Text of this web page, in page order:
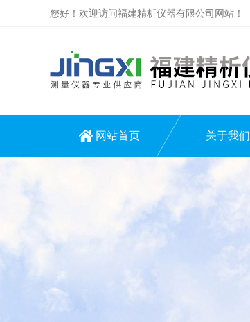
您好！欢迎访问福建精析仪器有限公司网站！
网站首页 关于我们